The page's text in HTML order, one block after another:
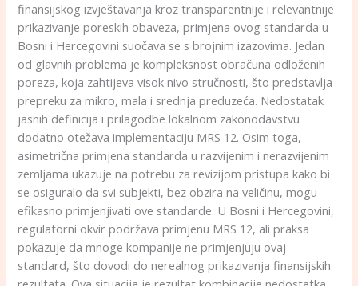
finansijskog izvještavanja kroz transparentnije i relevantnije
prikazivanje poreskih obaveza, primjena ovog standarda u
Bosni i Hercegovini suočava se s brojnim izazovima. Jedan
od glavnih problema je kompleksnost obračuna odloženih
poreza, koja zahtijeva visok nivo stručnosti, što predstavlja
prepreku za mikro, mala i srednja preduzeća. Nedostatak
jasnih definicija i prilagodbe lokalnom zakonodavstvu
dodatno otežava implementaciju MRS 12. Osim toga,
asimetrična primjena standarda u razvijenim i nerazvijenim
zemljama ukazuje na potrebu za revizijom pristupa kako bi
se osiguralo da svi subjekti, bez obzira na veličinu, mogu
efikasno primjenjivati ove standarde. U Bosni i Hercegovini,
regulatorni okvir podržava primjenu MRS 12, ali praksa
pokazuje da mnoge kompanije ne primjenjuju ovaj
standard, što dovodi do nerealnog prikazivanja finansijskih